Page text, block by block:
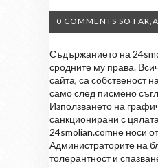
0 COMMENTS SO
Съдържанието на
сродните му права.
сайта, са собственост
само след писмено
Използването на
санкционирани с
24smolian.comне носи
Администраторите на
толерантност и